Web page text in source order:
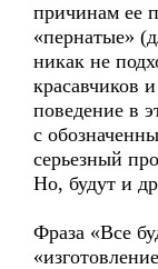
причинам ее
«пернатые»
никак не
красавчиков
поведение в
с
серьезный
Но, будут и
Фраза «Все